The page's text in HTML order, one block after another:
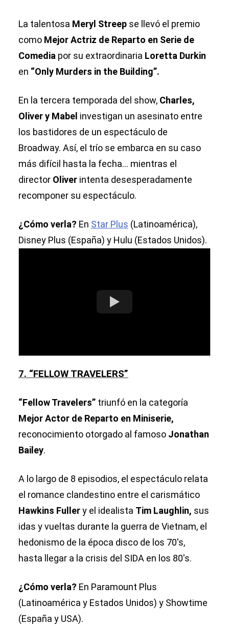
La talentosa Meryl Streep se llevó el premio
como Mejor Actriz de Reparto en Serie de
Comedia por su extraordinaria Loretta Durkin
en “Only Murders in the Building”.
En la tercera temporada del show, Charles,
Oliver y Mabel investigan un asesinato entre
los bastidores de un espectáculo de
Broadway. Así, el trío se embarca en su caso
más difícil hasta la fecha... mientras el
director Oliver intenta desesperadamente
recomponer su espectáculo.
¿Cómo verla? En Star Plus (Latinoamérica),
Disney Plus (España) y Hulu (Estados Unidos).
7. “FELLOW TRAVELERS”
“Fellow Travelers” triunfó en la categoría
Mejor Actor de Reparto en Miniserie,
reconocimiento otorgado al famoso Jonathan
Bailey.
A lo largo de 8 episodios, el espectáculo relata
el romance clandestino entre el carismático
Hawkins Fullery el idealista Tim Laughlin, sus
idas y vueltas durante la guerra de Vietnam, el
hedonismo de la época disco de los 70′s,
hasta llegar a la crisis del SIDA en los 80′s.
¿Cómo verla? En Paramount Plus
(Latinoamérica y Estados Unidos) y Showtime
(España y USA).